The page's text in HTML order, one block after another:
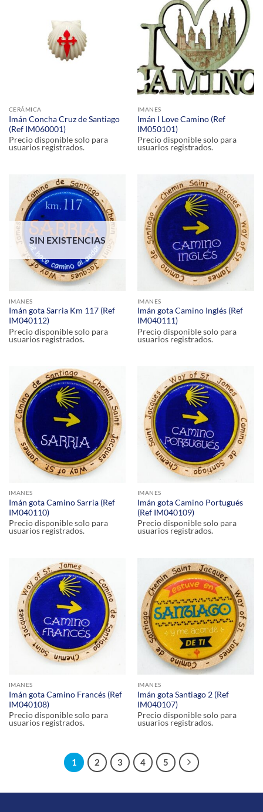
CERÁMICA
Imán Concha Cruz de Santiago
(Ref IM060001)
Precio disponible solo para
usuarios registrados.
IMANES
Imán I Love Camino (Ref
IM050101)
Precio disponible solo para
usuarios registrados.
SIN EXISTENCIAS
IMANES
Imán gota Sarria Km 117 (Ref
IM040112)
Precio disponible solo para
usuarios registrados.
IMANES
Imán gota Camino Inglés (Ref
IM040111)
Precio disponible solo para
usuarios registrados.
IMANES
Imán gota Camino Sarria (Ref
IM040110)
Precio disponible solo para
usuarios registrados.
IMANES
Imán gota Camino Portugués
(Ref IM040109)
Precio disponible solo para
usuarios registrados.
IMANES
Imán gota Camino Francés (Ref
IM040108)
Precio disponible solo para
usuarios registrados.
IMANES
Imán gota Santiago 2 (Ref
IM040107)
Precio disponible solo para
usuarios registrados.
1 2 3 4 5